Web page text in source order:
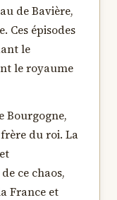
de Bavière,
Ces épisodes
le
le royaume
Bourgogne,
du roi. La
ce chaos,
France et